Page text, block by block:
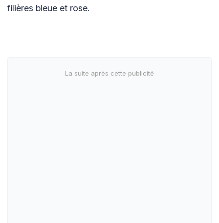
filières bleue et rose.